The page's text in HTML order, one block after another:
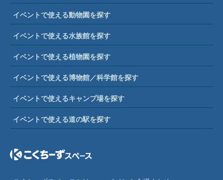
イベントで使える動物園を探す
イベントで使える水族館を探す
イベントで使える植物園を探す
イベントで使える博物館／科学館を探す
イベントで使えるキャンプ場を探す
イベントで使える道の駅を探す